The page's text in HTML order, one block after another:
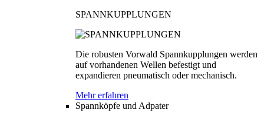
SPANNKUPPLUNGEN
Die robusten Vorwald Spannkupplungen werden
auf vorhandenen Wellen befestigt und
expandieren pneumatisch oder mechanisch.
Mehr erfahren
Spannköpfe und Adpater